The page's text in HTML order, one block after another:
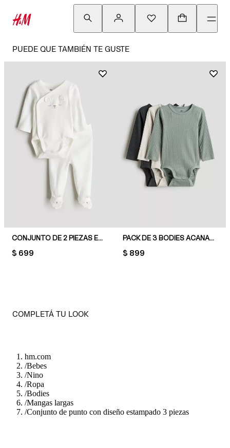
PUEDE QUE TAMBIÉN TE GUSTE
CONJUNTO DE 2 PIEZAS EN ALGODÓN
PRICE:
$ 699
PACK DE 3 BODIES ACANALADOS
PRICE:
$ 899
COMPLETÁ TU LOOK
hm.com
/Bebes
/Nino
/Ropa
/Bodies
/Mangas largas
/Conjunto de punto con diseño estampado 3 piezas